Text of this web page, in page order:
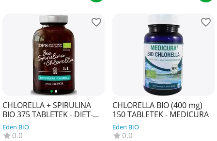
CHLORELLA + SPIRULINA
BIO 375 TABLETEK - DIET-
FOOD
Eden BIO
0.0
CHLORELLA BIO (400 mg)
150 TABLETEK - MEDICURA
Eden BIO
0.0